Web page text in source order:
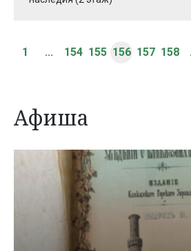
1 ... 154 155 156 157 158
Афиша